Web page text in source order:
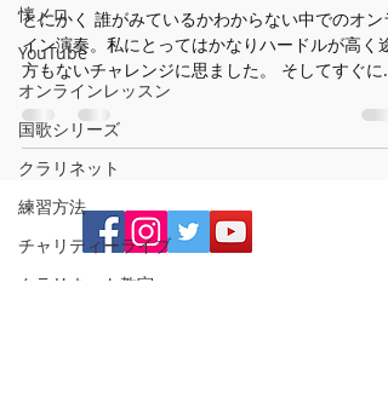
懐メロ
YouTube
オンラインレッスン
国歌シリーズ
クラリネット
練習方法
チャリティーライブ
クラリネット教室
とにかく 誰がみているかわからない中でのオンラ
イン演奏。私にとってはかなりハードルが高く途
方もないチャレンジに思ました。 そしてすぐに
『いつする？』先に日程を決めるんですね。そ
う！！決めたからには進むしかない😅 そこから
を決める。これも一人で演奏なので、伴奏をどう
するの...